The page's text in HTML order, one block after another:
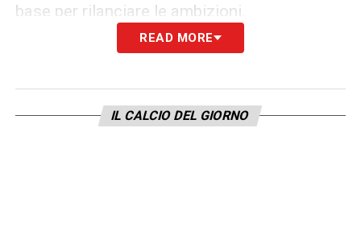
base per rilanciare le ambizioni.
READ MORE
IL CALCIO DEL GIORNO